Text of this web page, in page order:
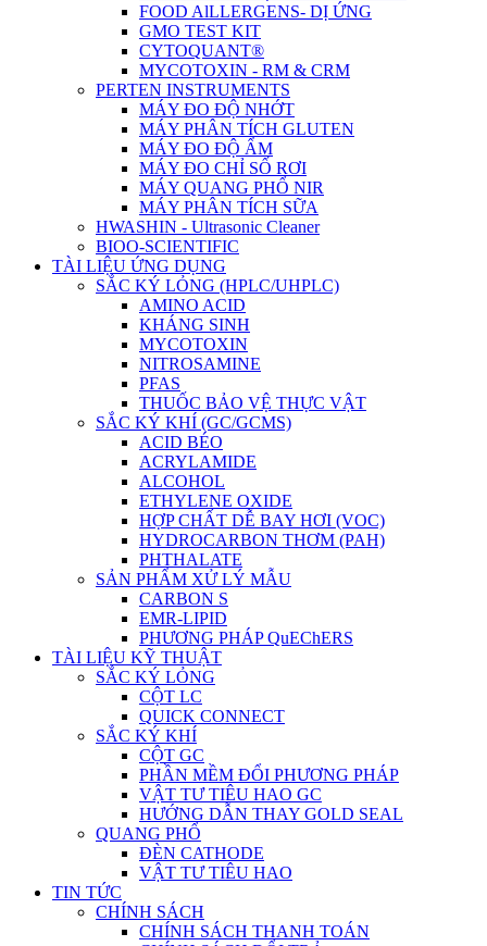
FOOD AlLLERGENS- DỊ ỨNG
GMO TEST KIT
CYTOQUANT®
MYCOTOXIN - RM & CRM
PERTEN INSTRUMENTS
MÁY ĐO ĐỘ NHỚT
MÁY PHÂN TÍCH GLUTEN
MÁY ĐO ĐỘ ẨM
MÁY ĐO CHỈ SỐ RƠI
MÁY QUANG PHỔ NIR
MÁY PHÂN TÍCH SỮA
HWASHIN - Ultrasonic Cleaner
BIOO-SCIENTIFIC
TÀI LIỆU ỨNG DỤNG
SẮC KÝ LỎNG (HPLC/UHPLC)
AMINO ACID
KHÁNG SINH
MYCOTOXIN
NITROSAMINE
PFAS
THUỐC BẢO VỆ THỰC VẬT
SẮC KÝ KHÍ (GC/GCMS)
ACID BÉO
ACRYLAMIDE
ALCOHOL
ETHYLENE OXIDE
HỢP CHẤT DỄ BAY HƠI (VOC)
HYDROCARBON THƠM (PAH)
PHTHALATE
SẢN PHẨM XỬ LÝ MẪU
CARBON S
EMR-LIPID
PHƯƠNG PHÁP QuEChERS
TÀI LIỆU KỸ THUẬT
SẮC KÝ LỎNG
CỘT LC
QUICK CONNECT
SẮC KÝ KHÍ
CỘT GC
PHẦN MỀM ĐỔI PHƯƠNG PHÁP
VẬT TƯ TIÊU HAO GC
HƯỚNG DẪN THAY GOLD SEAL
QUANG PHỔ
ĐÈN CATHODE
VẬT TƯ TIÊU HAO
TIN TỨC
CHÍNH SÁCH
CHÍNH SÁCH THANH TOÁN